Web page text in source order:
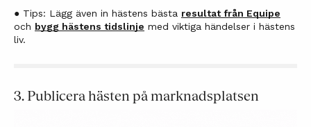
● Tips: Lägg även in hästens bästa resultat från Equipe
och bygg hästens tidslinje med viktiga händelser i hästens
liv.
3. Publicera hästen på marknadsplatsen